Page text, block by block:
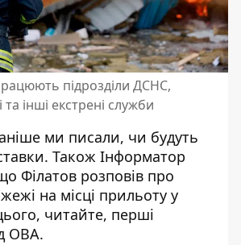
підрозділи ДСНС,
інші екстрені служби
ми писали, чи будуть
. Також Інформатор
Філатов розповів про
на місці прильоту у
читайте, перші
ОВА.